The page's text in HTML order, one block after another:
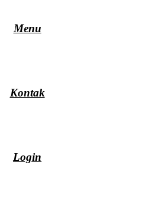
Menu
Kontak
Login